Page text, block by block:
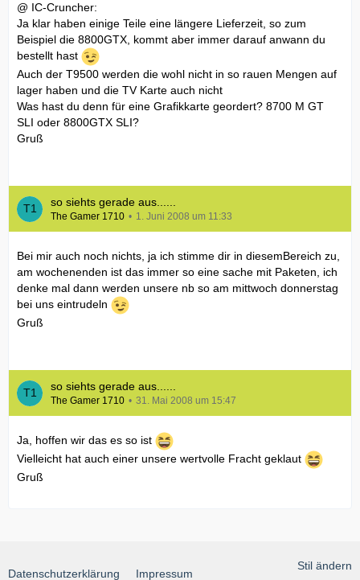
@ IC-Cruncher:
Ja klar haben einige Teile eine längere Lieferzeit, so zum
Beispiel die 8800GTX, kommt aber immer darauf anwann du
bestellt hast
Auch der T9500 werden die wohl nicht in so rauen Mengen auf
lager haben und die TV Karte auch nicht
Was hast du denn für eine Grafikkarte geordert? 8700 M GT
SLI oder 8800GTX SLI?
Gruß
so siehts gerade aus......
The Gamer 1710 1. Juni 2008 um 11:33
Bei mir auch noch nichts, ja ich stimme dir in diesemBereich zu,
am wochenenden ist das immer so eine sache mit Paketen, ich
denke mal dann werden unsere nb so am mittwoch donnerstag
bei uns eintrudeln
Gruß
so siehts gerade aus......
The Gamer 1710 31. Mai 2008 um 15:47
Ja, hoffen wir das es so ist
Vielleicht hat auch einer unsere wertvolle Fracht geklaut
Gruß
Stil ändern
Datenschutzerklärung Impressum